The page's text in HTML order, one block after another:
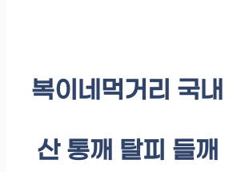
복이네먹거리 국내
산 통깨 탈피 들깨